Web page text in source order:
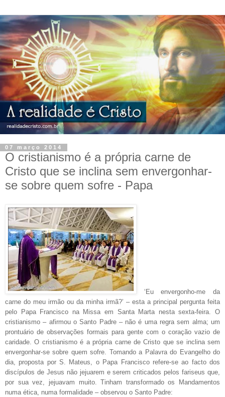
07 março 2014
O cristianismo é a própria carne de
Cristo que se inclina sem envergonhar-
se sobre quem sofre - Papa
‘Eu envergonho-me da
carne do meu irmão ou da minha irmã?’ – esta a principal pergunta feita
pelo Papa Francisco na Missa em Santa Marta nesta sexta-feira. O
cristianismo – afirmou o Santo Padre – não é uma regra sem alma; um
prontuário de observações formais para gente com o coração vazio de
caridade. O cristianismo é a própria carne de Cristo que se inclina sem
envergonhar-se sobre quem sofre. Tomando a Palavra do Evangelho do
dia, proposta por S. Mateus, o Papa Francisco refere-se ao facto dos
discípulos de Jesus não jejuarem e serem criticados pelos fariseus que,
por sua vez, jejuavam muito. Tinham transformado os Mandamentos
numa ética, numa formalidade – observou o Santo Padre: